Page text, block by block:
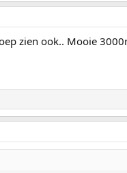
zien ook.. Mooie